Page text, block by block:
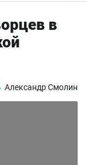
в
Александр Смолин